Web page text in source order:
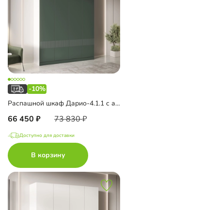
-10%
Распашной шкаф Дарио-4.1.1 с антресолью
66 450 73 830
Доступно для доставки
В корзину